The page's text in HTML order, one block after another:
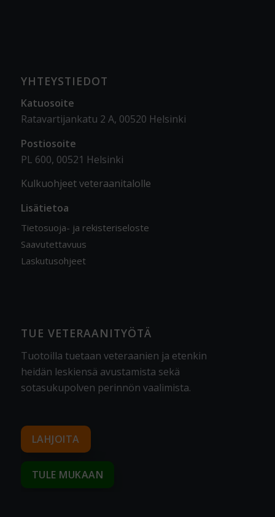
YHTEYSTIEDOT
Katuosoite
Ratavartijankatu 2 A, 00520 Helsinki
Postiosoite
PL 600, 00521 Helsinki
Kulkuohjeet veteraanitalolle
Lisätietoa
Tietosuoja- ja rekisteriseloste
Saavutettavuus
Laskutusohjeet
TUE VETERAANITYÖTÄ
Tuotoilla tuetaan veteraanien ja etenkin
heidän leskiensä avustamista sekä
sotasukupolven perinnön vaalimista.
LAHJOITA
TULE MUKAAN